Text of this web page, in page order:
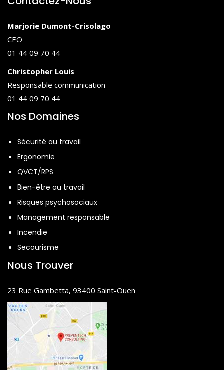
Marjorie Dumont-Crisolago
CEO
01 44 09 70 44
Christopher Louis
Responsable communication
01 44 09 70 44
Nos Domaines
Sécurité au travail
Ergonomie
QVCT/RPS
Bien-être au travail
Risques psychosociaux
Management responsable
Incendie
Secourisme
Nous Trouver
23 Rue Gambetta, 93400 Saint-Ouen